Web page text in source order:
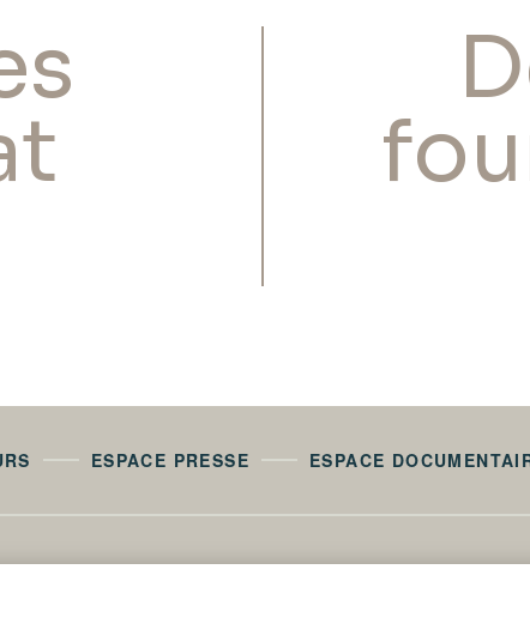
ESPACE PRESSE ESPACE